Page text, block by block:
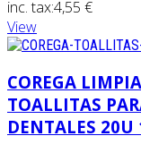
inc. tax:4,55 €
View
COREGA
TOALLITAS
DENTALES 20U